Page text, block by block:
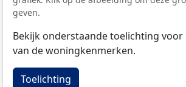
geven.
Bekijk onderstaande toelichting voor
van de woningkenmerken.
Toelichting